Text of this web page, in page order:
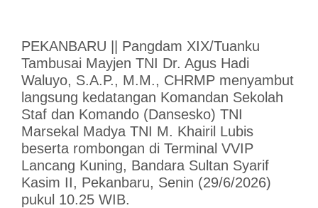
PEKANBARU || Pangdam XIX/Tuanku
Tambusai Mayjen TNI Dr. Agus Hadi
Waluyo, S.A.P., M.M., CHRMP menyambut
langsung kedatangan Komandan Sekolah
Staf dan Komando (Dansesko) TNI
Marsekal Madya TNI M. Khairil Lubis
beserta rombongan di Terminal VVIP
Lancang Kuning, Bandara Sultan Syarif
Kasim II, Pekanbaru, Senin (29/6/2026)
pukul 10.25 WIB.